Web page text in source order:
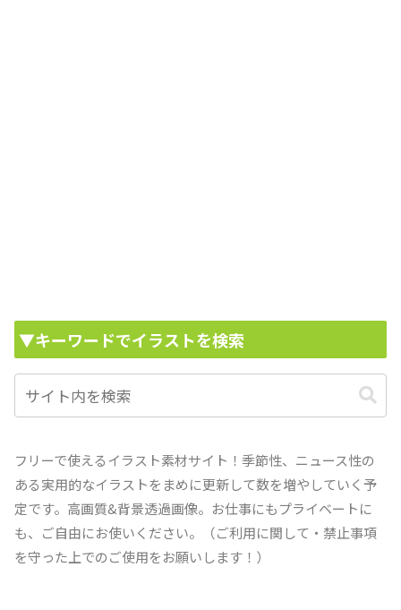
▼キーワードでイラストを検索
フリーで使えるイラスト素材サイト！季節性、ニュース性の
ある実用的なイラストをまめに更新して数を増やしていく予
定です。高画質&背景透過画像。お仕事にもプライベートに
も、ご自由にお使いください。（ご利用に関して・禁止事項
を守った上でのご使用をお願いします！）